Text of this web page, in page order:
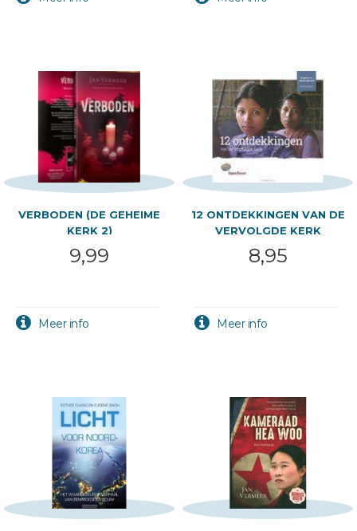
VERBODEN (DE GEHEIME
KERK 2)
9,99
12 ONTDEKKINGEN VAN DE
VERVOLGDE KERK
8,95